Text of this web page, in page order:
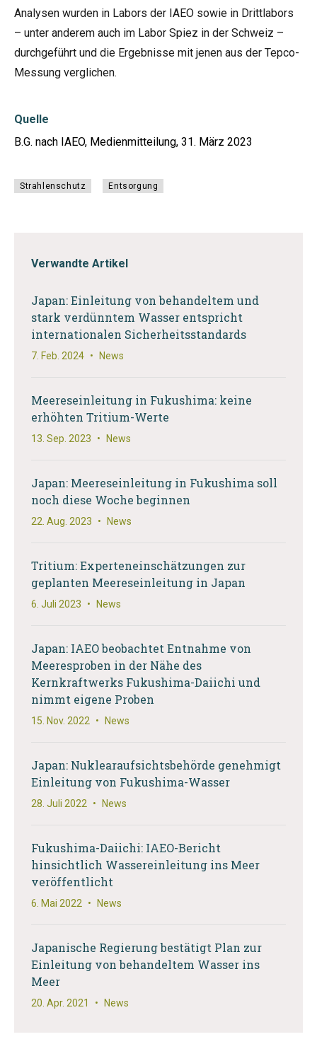
Analysen wurden in Labors der IAEO sowie in Drittlabors
– unter anderem auch im Labor Spiez in der Schweiz –
durchgeführt und die Ergebnisse mit jenen aus der Tepco-
Messung verglichen.
Quelle
B.G. nach IAEO, Medienmitteilung, 31. März 2023
Strahlenschutz Entsorgung
Verwandte Artikel
Japan: Einleitung von behandeltem und
stark verdünntem Wasser entspricht
internationalen Sicherheitsstandards
7. Feb. 2024 • News
Meereseinleitung in Fukushima: keine
erhöhten Tritium-Werte
13. Sep. 2023 • News
Japan: Meereseinleitung in Fukushima soll
noch diese Woche beginnen
22. Aug. 2023 • News
Tritium: Experteneinschätzungen zur
geplanten Meereseinleitung in Japan
6. Juli 2023 • News
Japan: IAEO beobachtet Entnahme von
Meeresproben in der Nähe des
Kernkraftwerks Fukushima-Daiichi und
nimmt eigene Proben
15. Nov. 2022 • News
Japan: Nuklearaufsichtsbehörde genehmigt
Einleitung von Fukushima-Wasser
28. Juli 2022 • News
Fukushima-Daiichi: IAEO-Bericht
hinsichtlich Wassereinleitung ins Meer
veröffentlicht
6. Mai 2022 • News
Japanische Regierung bestätigt Plan zur
Einleitung von behandeltem Wasser ins
Meer
20. Apr. 2021 • News